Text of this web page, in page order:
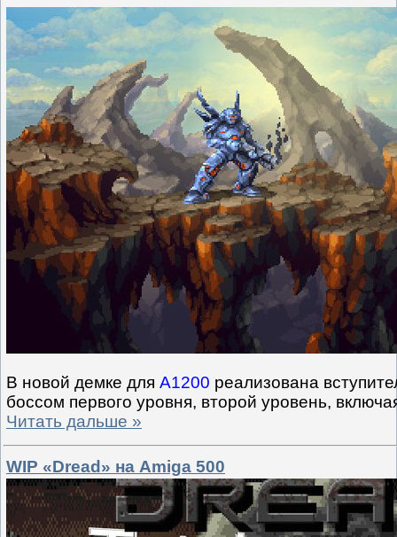
В новой демке для A1200 реализована
боссом первого уровня, второй уровень,
Читать дальше »
WIP «Dread» на Amiga 500